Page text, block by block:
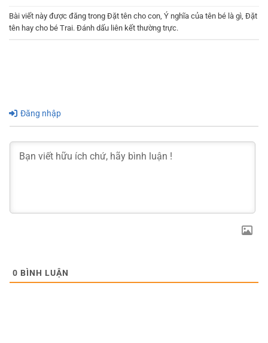
Bài viết này được đăng trong Đặt tên cho con, Ý nghĩa của tên bé là gì, Đặt
tên hay cho bé Trai. Đánh dấu liên kết thường trực.
Đăng nhập
0 BÌNH LUẬN